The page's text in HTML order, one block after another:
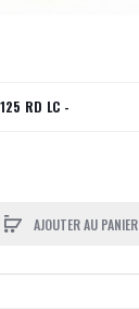
RD LC -
AJOUTER AU PANIER